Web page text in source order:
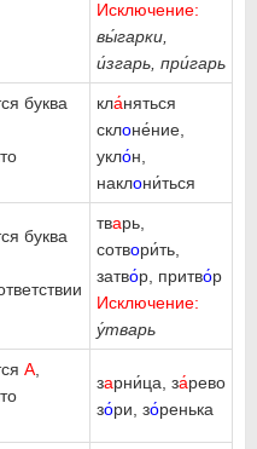
Исключение:
вы́гарки,
и́згарь, при́гарь
буква
кла́няться
склоне́ние,
укло́н,
наклони́ться
буква
тварь,
сотвори́ть,
затво́р, притво́р
Исключение:
у́тварь
А
зарни́ца, за́рево
зо́ри, зо́ренька